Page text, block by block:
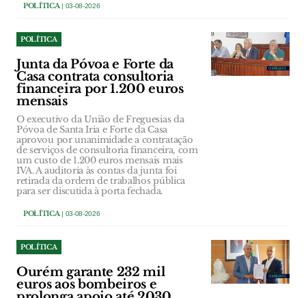
POLÍTICA | 03-08-2026
POLÍTICA
Junta da Póvoa e Forte da
Casa contrata consultoria
financeira por 1.200 euros
mensais
O executivo da União de Freguesias da
Póvoa de Santa Iria e Forte da Casa
aprovou por unanimidade a contratação
de serviços de consultoria financeira, com
um custo de 1.200 euros mensais mais
IVA. A auditoria às contas da junta foi
retirada da ordem de trabalhos pública
para ser discutida à porta fechada.
POLÍTICA | 03-08-2026
POLÍTICA
Ourém garante 232 mil
euros aos bombeiros e